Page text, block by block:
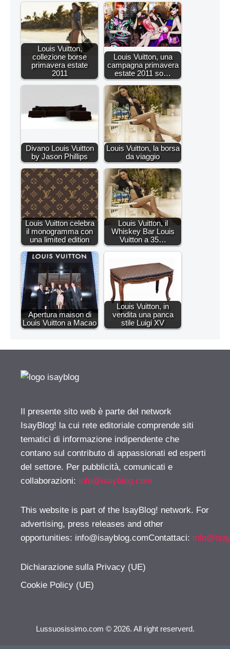
Louis Vuitton,
collezione borse
primavera estate
2011
Louis Vuitton, una
campagna primavera
estate 2011 so…
Divano Louis Vuitton
by Jason Phillips
Louis Vuitton, la borsa
da viaggio
Louis Vuitton celebra
il monogramma con
una limited edition
Louis Vuitton, il
Whiskey Bar Louis
Vuitton a 35…
Apertura maison di
Louis Vuitton a Macao
Louis Vuitton, in
vendita una panca
stile Luigi XV
Il presente sito web è parte del network
IsayBlog! la cui rete editoriale comprende siti
tematici di informazione indipendente che
contano sul contributo di appassionati ed esperti
del settore. Per pubblicità, comunicati e
collaborazioni: info@isayblog.com
This website is part of the IsayBlog! network. For
advertising, press releases and other
opportunities: info@isayblog.comContattaci:
Dichiarazione sulla Privacy (UE)
Cookie Policy (UE)
Lussuosissimo.com © 2026. All right reserverd.